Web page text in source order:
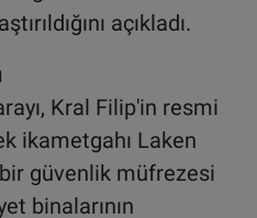
açıkladı.
Kral Filip'in resmi
ikametgahı Laken
güvenlik müfrezesi
binalarının